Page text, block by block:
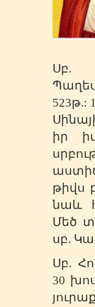
Սբ.
523թ.:
իր
թիվս
նաև
Մեծ
սբ.
Սբ.
30